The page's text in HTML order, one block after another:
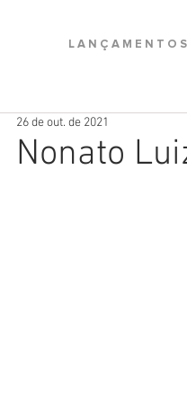
L A N Ç A M E N T O S
Nonato
26 de out. de 2021